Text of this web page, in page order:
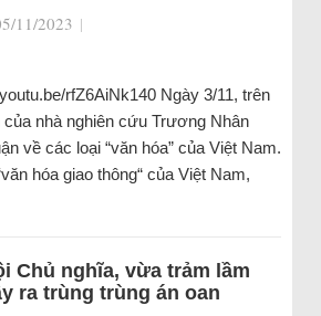
11/2023 |
rfZ6AiNk140 Ngày 3/11, trên
nhà nghiên cứu Trương Nhân
về các loại “văn hóa” của Việt Nam.
hóa giao thông“ của Việt Nam,
Chủ nghĩa, vừa trảm lầm
ra trùng trùng án oan